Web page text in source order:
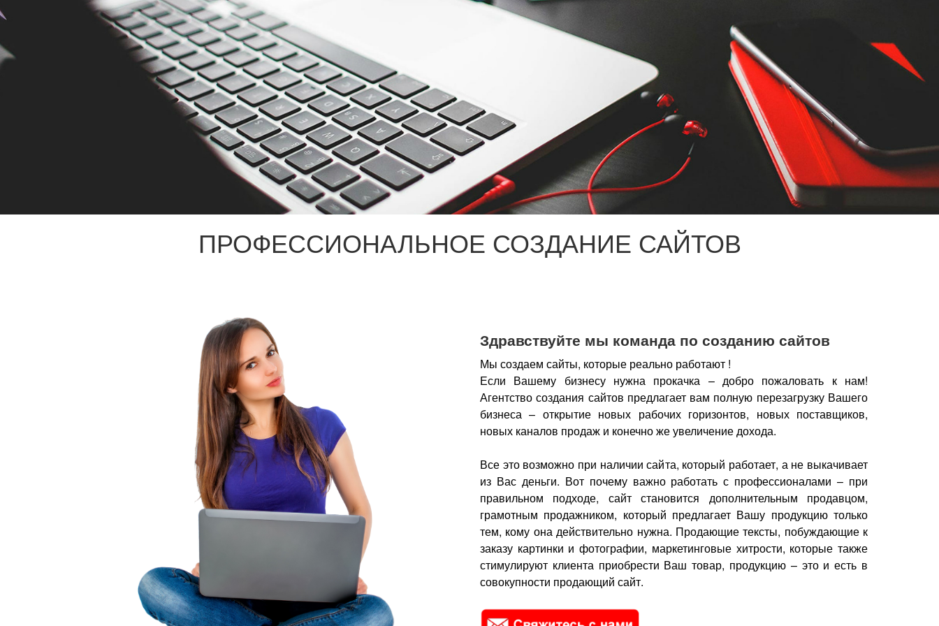
ПРОФЕССИОНАЛЬНОЕ СОЗДАНИЕ САЙТОВ
Здравствуйте мы команда по созданию сайтов
Мы создаем сайты, которые реально работают !
Если Вашему бизнесу нужна прокачка – добро пожаловать к нам!
Агентство создания сайтов предлагает вам полную перезагрузку Вашего
бизнеса – открытие новых рабочих горизонтов, новых поставщиков,
новых каналов продаж и конечно же увеличение дохода.
Все это возможно при наличии сайта, который работает, а не выкачивает
из Вас деньги. Вот почему важно работать с профессионалами – при
правильном подходе, сайт становится дополнительным продавцом,
грамотным продажником, который предлагает Вашу продукцию только
тем, кому она действительно нужна. Продающие тексты, побуждающие к
заказу картинки и фотографии, маркетинговые хитрости, которые также
стимулируют клиента приобрести Ваш товар, продукцию – это и есть в
совокупности продающий сайт.